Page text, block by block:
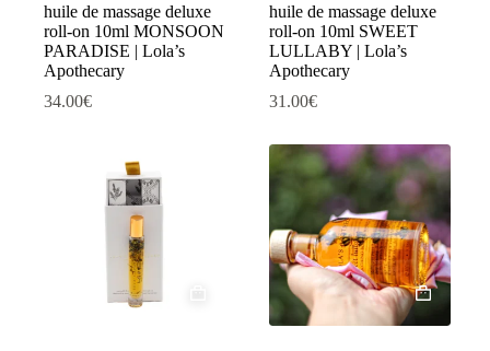
huile de massage deluxe
roll-on 10ml MONSOON
PARADISE | Lola’s
Apothecary
34.00€
huile de massage deluxe
roll-on 10ml SWEET
LULLABY | Lola’s
Apothecary
31.00€